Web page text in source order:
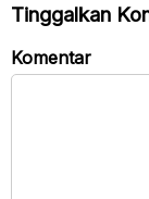
Tinggalkan
Komentar